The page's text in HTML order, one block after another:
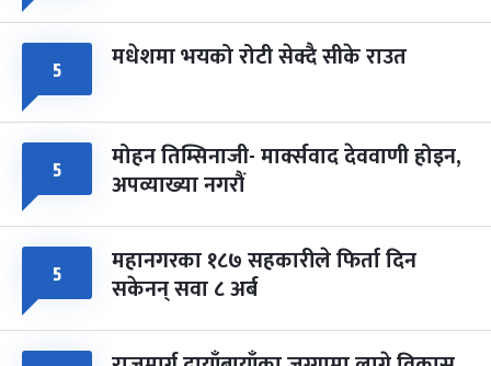
५ मधेशमा भयको रोटी सेक्दै सीके राउत
५ मोहन तिम्सिनाजी- मार्क्सवाद देववाणी होइन,
अपव्याख्या नगरौं
५ महानगरका १८७ सहकारीले फिर्ता दिन
सकेनन् सवा ८ अर्ब